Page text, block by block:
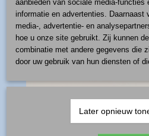
aanbieden van sociale media-functies
informatie en advertenties. Daarnaast
media-, advertentie- en
hoe u onze site gebruikt. Zij kunnen
combinatie met andere gegevens die
door uw gebruik van hun diensten of
Later opnieuw